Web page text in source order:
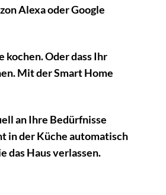
Alexa oder Google
kochen. Oder dass Ihr
Mit der Smart Home
an Ihre Bedürfnisse
in der Küche automatisch
das Haus verlassen.